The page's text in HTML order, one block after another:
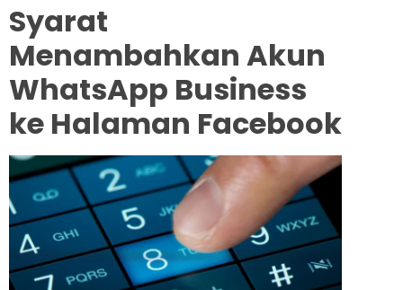
Syarat
Menambahkan Akun
WhatsApp Business
ke Halaman Facebook